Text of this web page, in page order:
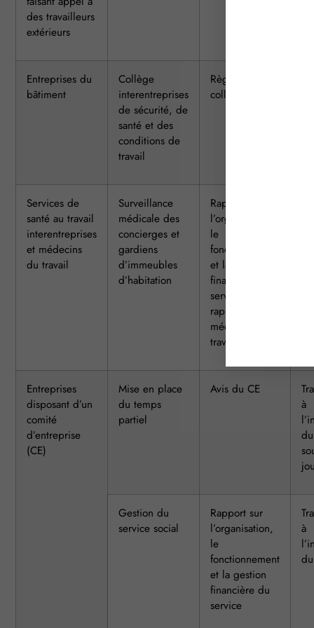
des travailleurs
extérieurs
Entreprises du
bâtiment
Collège
interentreprises
de sécurité, de
santé et des
conditions de
travail
Règlement du
collège
Services de
santé au travail
interentreprises
et médecins
du travail
Surveillance
médicale des
concierges et
gardiens
d’immeubles
d’habitation
Rapport sur
l’organisation,
le
fonctionnement
et la gestion
financière du
service et
rapport du
médecin du
travail
Entreprises
disposant d’un
comité
d’entreprise
(CE)
Mise en place
du temps
partiel
Avis du CE
à
Gestion du
service social
Rapport sur
l’organisation,
le
fonctionnement
et la gestion
financière du
service
à